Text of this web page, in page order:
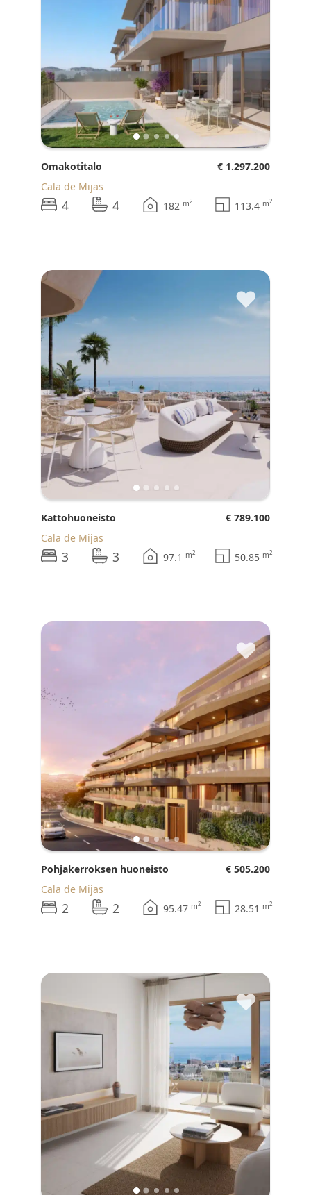
Omakotitalo
€ 1.297.200
Cala de Mijas
4 4 182 m2 113.4 m2
♥
Kattohuoneisto
€ 789.100
Cala de Mijas
3 3 97.1 m2 50.85 m2
♥
Pohjakerroksen huoneisto
€ 505.200
Cala de Mijas
2 2 95.47 m2 28.51 m2
♥